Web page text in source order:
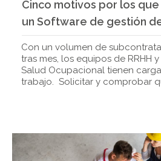
Cinco motivos por los
un Software de gestión
Con un volumen de
tras mes, los equipos de RRHH
Salud Ocupacional tienen
trabajo. Solicitar y comprobar